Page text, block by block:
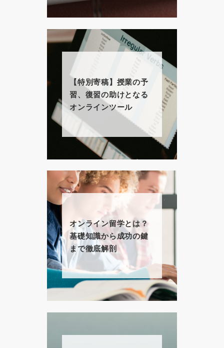
【特別寄稿】授業の予
習、復習の助けとなる
オンラインツール
オンライン留学とは？
基礎知識から成功の鍵
まで徹底解剖